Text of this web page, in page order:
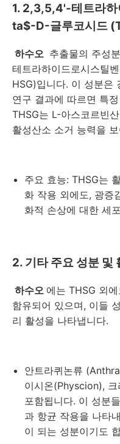
1. 2,3,5,4'-테트라
ta$-D-글루코시드
하수오 추출물의 주성
테트라하이드로시스틸
HSG)입니다. 이 성분은
연구 결과에 따르면 특
THSG는 L-아스코르빈
활성산소 소거 능력을
주요 효능: THSG는
화 작용 외에도, 광증
화적 손상에 대한 세
2. 기타 주요 성분 및
하수오 에는 THSG 외
함유되어 있으며, 이들
리 활성을 나타냅니다.
안트라퀴논류
이시온(Physcion),
포함됩니다. 이 성분
과 항균 작용을 나타
이 되는 성분이기도